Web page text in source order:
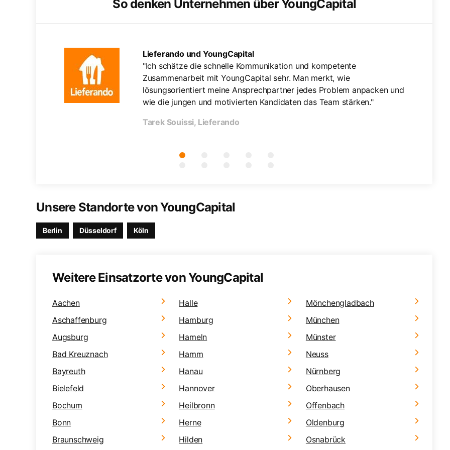
So denken Unternehmen über YoungCapital
Lieferando und YoungCapital
"Ich schätze die schnelle Kommunikation und kompetente
Zusammenarbeit mit YoungCapital sehr. Man merkt, wie
lösungsorientiert meine Ansprechpartner jedes Problem anpacken und
wie die jungen und motivierten Kandidaten das Team stärken."
Tarek Souissi, Lieferando
Unsere Standorte von YoungCapital
Berlin Düsseldorf Köln
Weitere Einsatzorte von YoungCapital
Aachen
Aschaffenburg
Augsburg
Bad Kreuznach
Bayreuth
Bielefeld
Bochum
Bonn
Braunschweig
Halle
Hamburg
Hameln
Hamm
Hanau
Hannover
Heilbronn
Herne
Hilden
Mönchengladbach
München
Münster
Neuss
Nürnberg
Oberhausen
Offenbach
Oldenburg
Osnabrück